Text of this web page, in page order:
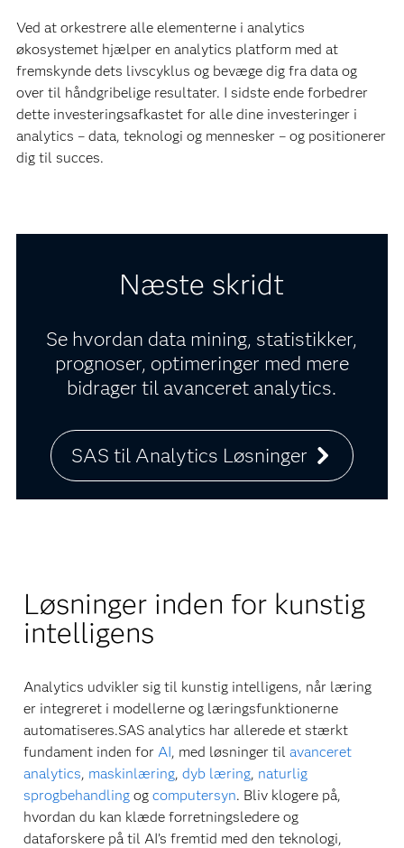
Ved at orkestrere alle elementerne i analytics
økosystemet hjælper en analytics platform med at
fremskynde dets livscyklus og bevæge dig fra data og
over til håndgribelige resultater. I sidste ende forbedrer
dette investeringsafkastet for alle dine investeringer i
analytics – data, teknologi og mennesker – og positionerer
dig til succes.
Næste skridt
Se hvordan data mining, statistikker,
prognoser, optimeringer med mere
bidrager til avanceret analytics.
SAS til Analytics Løsninger
Løsninger inden for kunstig
intelligens
Analytics udvikler sig til kunstig intelligens, når læring
er integreret i modellerne og læringsfunktionerne
automatiseres.SAS analytics har allerede et stærkt
fundament inden for AI, med løsninger til avanceret
analytics, maskinlæring, dyb læring, naturlig
sprogbehandlingog computersyn. Bliv klogere på,
hvordan du kan klæde forretningsledere og
dataforskere på til AI’s fremtid med den teknologi,